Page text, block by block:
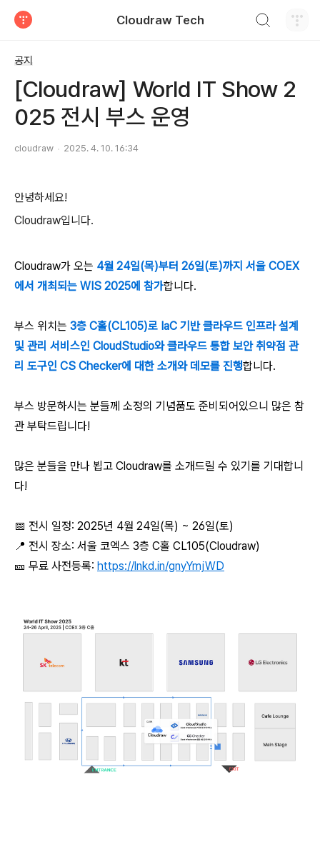
Cloudraw Tech
공지
[Cloudraw] World IT Show 2
025 전시 부스 운영
cloudraw 2025. 4. 10. 16:34
안녕하세요!
Cloudraw입니다.
Cloudraw가 오는 4월 24일(목)부터 26일(토)까지 서울 COEX
에서 개최되는 WIS 2025에 참가합니다.
부스 위치는 3층 C홀(CL105)로 IaC 기반 클라우드 인프라 설계
및 관리 서비스인 CloudStudio와 클라우드 통합 보안 취약점 관
리 도구인 CS Checker에 대한 소개와 데모를 진행합니다.
부스 방문하시는 분들께 소정의 기념품도 준비되어있으니 많은 참
관 부탁드립니다!
많은 분들을 만나 뵙고 Cloudraw를 소개드릴 수 있기를 기대합니
다!
📅 전시 일정: 2025년 4월 24일(목) ~ 26일(토)
📍 전시 장소: 서울 코엑스 3층 C홀 CL105(Cloudraw)
🎫 무료 사전등록: https://lnkd.in/gnyYmjWD